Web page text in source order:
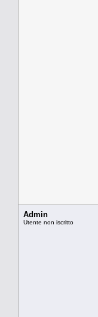
Admin
Utente non iscritto